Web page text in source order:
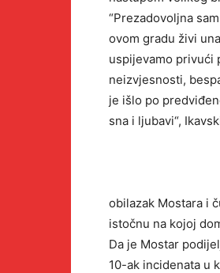
“Prezadovoljna
ovom gradu živi
uspijevamo privući
neizvjesnosti,
je išlo po
sna i ljubavi“,
obilazak Mostara i
istočnu na kojoj
Da je Mostar
10-ak incidenata u